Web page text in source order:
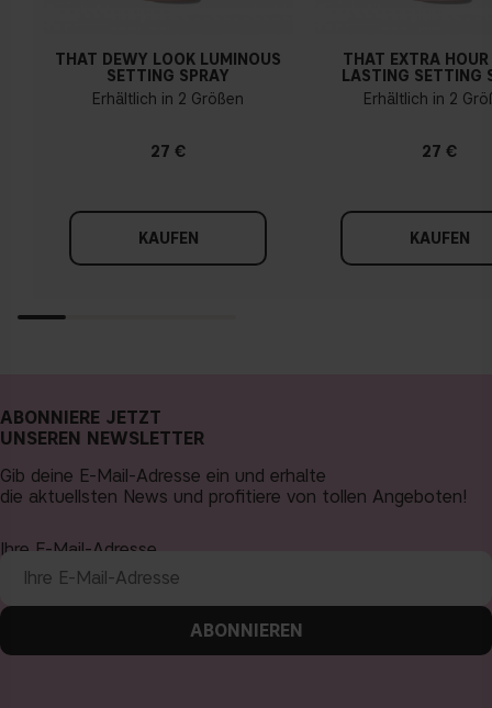
THAT DEWY LOOK LUMINOUS
SETTING SPRAY
Erhältlich in 2 Größen
27 €
KAUFEN
THAT EXTRA
LASTING SETTING
Erhältlich in 2
27 €
KAUFEN
ABONNIERE JETZT
UNSEREN NEWSLETTER
Gib deine E-Mail-Adresse ein und erhalte
die aktuellsten News und profitiere von tollen Angeboten!
Ihre E-Mail-Adresse
ABONNIEREN